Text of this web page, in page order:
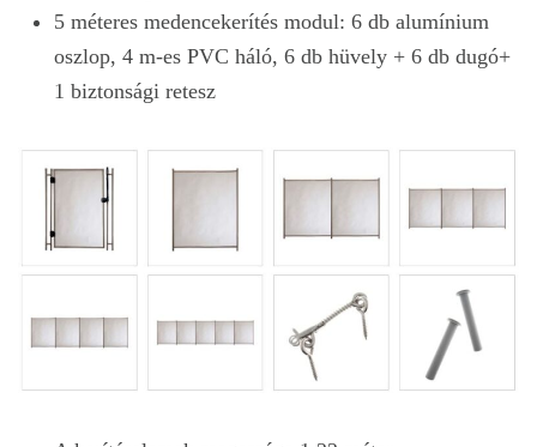
5 méteres medencekerítés modul: 6 db alumínium
oszlop, 4 m-es PVC háló, 6 db hüvely + 6 db dugó+
1 biztonsági retesz